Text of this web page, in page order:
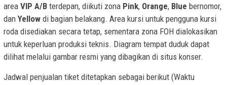
area VIP A/B terdepan, diikuti zona Pink, Orange, Blue bernomor,
dan Yellow di bagian belakang. Area kursi untuk pengguna kursi
roda disediakan secara tetap, sementara zona FOH dialokasikan
untuk keperluan produksi teknis. Diagram tempat duduk dapat
dilihat melalui gambar resmi yang dibagikan di situs konser.
Jadwal penjualan tiket ditetapkan sebagai berikut (Waktu